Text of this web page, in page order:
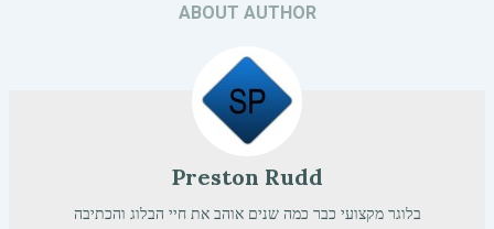
ABOUT AUTHOR
Preston Rudd
בלוגר מקצועי כבר כמה שנים אוהב את חיי הבלוג והכתיבה